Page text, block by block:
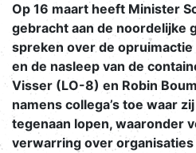
Op 16 maart heeft Minister
gebracht aan de noordelijke
spreken over de
en de nasleep van de
Visser (LO-8) en Robin
namens collega’s toe waar
tegenaan lopen, waaronder
verwarring over organisaties